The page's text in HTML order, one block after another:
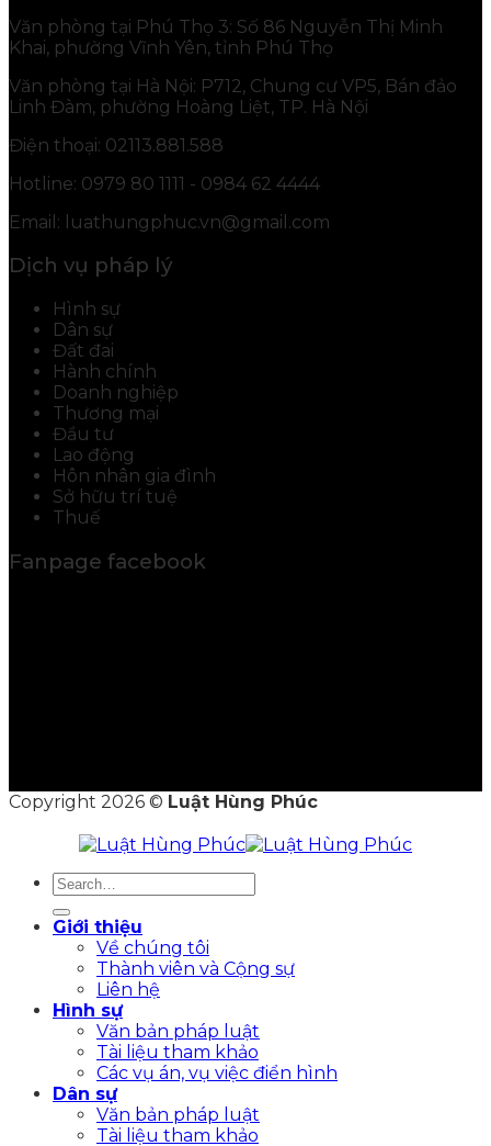
Văn phòng tại Phú Thọ 3: Số 86 Nguyễn Thị Minh
Khai, phường Vĩnh Yên, tỉnh Phú Thọ
Văn phòng tại Hà Nội: P712, Chung cư VP5, Bán đảo
Linh Đàm, phường Hoàng Liệt, TP. Hà Nội
Điện thoại: 02113.881.588
Hotline: 0979 80 1111 - 0984 62 4444
Email: luathungphuc.vn@gmail.com
Dịch vụ pháp lý
Hình sự
Dân sự
Đất đai
Hành chính
Doanh nghiệp
Thương mại
Đầu tư
Lao động
Hôn nhân gia đình
Sở hữu trí tuệ
Thuế
Fanpage facebook
Copyright 2026 © Luật Hùng Phúc
Giới thiệu
Về chúng tôi
Thành viên và Cộng sự
Liên hệ
Hình sự
Văn bản pháp luật
Tài liệu tham khảo
Các vụ án, vụ việc điển hình
Dân sự
Văn bản pháp luật
Tài liệu tham khảo